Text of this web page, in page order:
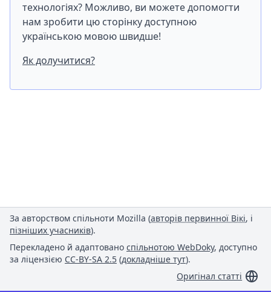
технологіях? Можливо, ви можете допомогти
нам зробити цю сторінку доступною
українською мовою швидше!
Як долучитися?
За авторством спільноти Mozilla (авторів первинної Вікі, і
пізніших учасників).
Перекладено й адаптовано спільнотою WebDoky, доступно
за ліцензією CC-BY-SA 2.5 (докладніше тут).
Оригінал статті